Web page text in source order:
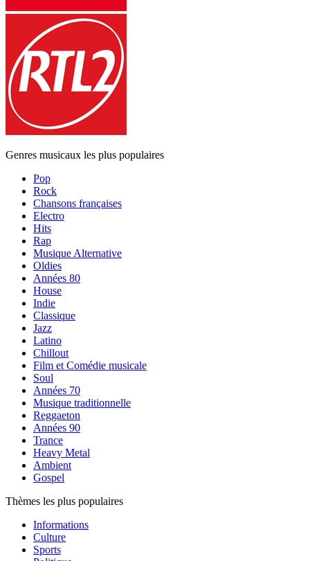
Genres musicaux les plus populaires
Pop
Rock
Chansons françaises
Electro
Hits
Rap
Musique Alternative
Oldies
Années 80
House
Indie
Classique
Jazz
Latino
Chillout
Film et Comédie musicale
Soul
Années 70
Musique traditionnelle
Reggaeton
Années 90
Trance
Heavy Metal
Ambient
Gospel
Thèmes les plus populaires
Informations
Culture
Sports